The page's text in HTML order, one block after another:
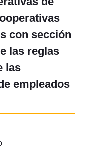
con sección
las reglas
las
empleados